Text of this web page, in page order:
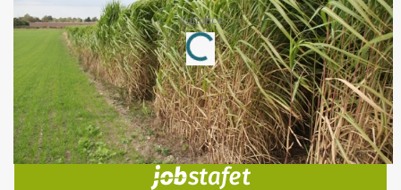
Annonce
Loading...
Jobs
i samarbejde med